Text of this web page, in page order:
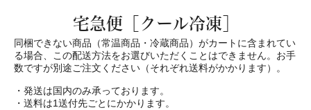
宅急便［クール冷凍］
同梱できない商品（常温商品・冷蔵商品）がカートに含まれてい
る場合、この配送方法をお選びいただくことはできません。お手
数ですが別途ご注文ください（それぞれ送料がかかります）。
・発送は国内のみ承っております。
・送料は1送付先ごとにかかります。